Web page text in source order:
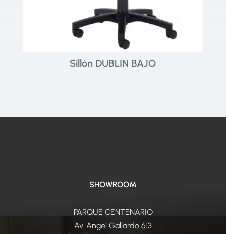
Sillón DUBLIN BAJO
SHOWROOM
PARQUE CENTENARIO
Av. Angel Gallardo 613